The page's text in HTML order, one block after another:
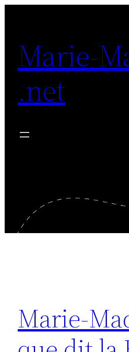
contenu
Marie-
.net
Marie-